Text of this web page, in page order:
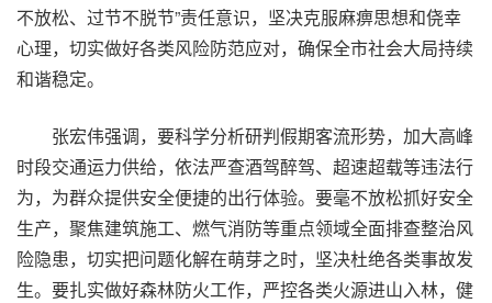
不放松、过节不脱节”责任意识，坚决克服麻痹思想和侥幸
心理，切实做好各类风险防范应对，确保全市社会大局持续
和谐稳定。
张宏伟强调，要科学分析研判假期客流形势，加大高峰
时段交通运力供给，依法严查酒驾醉驾、超速超载等违法行
为，为群众提供安全便捷的出行体验。要毫不放松抓好安全
生产，聚焦建筑施工、燃气消防等重点领域全面排查整治风
险隐患，切实把问题化解在萌芽之时，坚决杜绝各类事故发
生。要扎实做好森林防火工作，严控各类火源进山入林，健